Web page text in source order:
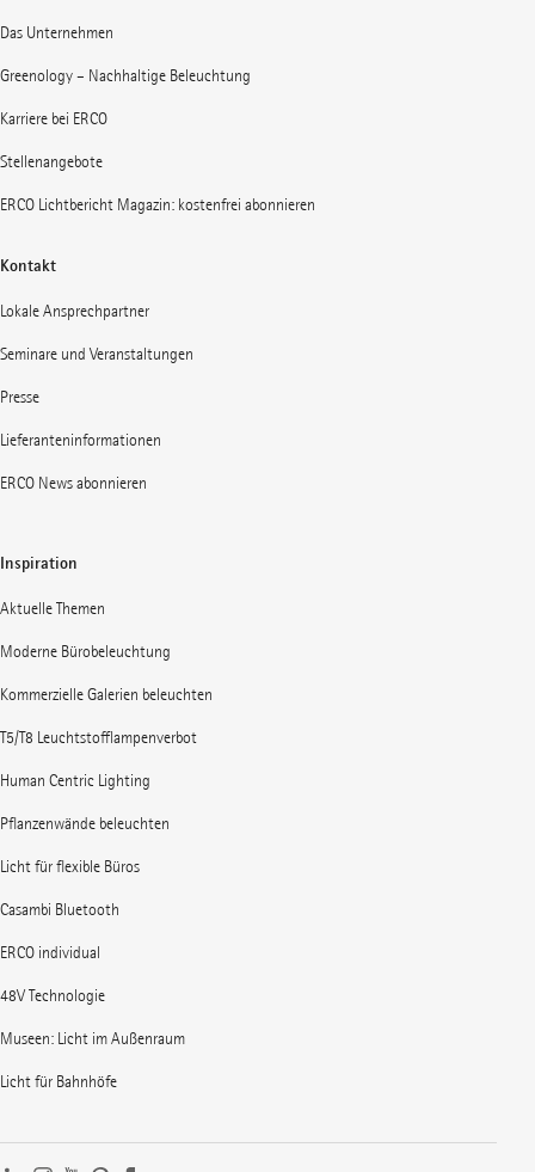
Das Unternehmen
Greenology – Nachhaltige Beleuchtung
Karriere bei ERCO
Stellenangebote
ERCO Lichtbericht Magazin: kostenfrei abonnieren
Kontakt
Lokale Ansprechpartner
Seminare und Veranstaltungen
Presse
Lieferanteninformationen
ERCO News abonnieren
Inspiration
Aktuelle Themen
Moderne Bürobeleuchtung
Kommerzielle Galerien beleuchten
T5/T8 Leuchtstofflampenverbot
Human Centric Lighting
Pflanzenwände beleuchten
Licht für flexible Büros
Casambi Bluetooth
ERCO individual
48V Technologie
Museen: Licht im Außenraum
Licht für Bahnhöfe